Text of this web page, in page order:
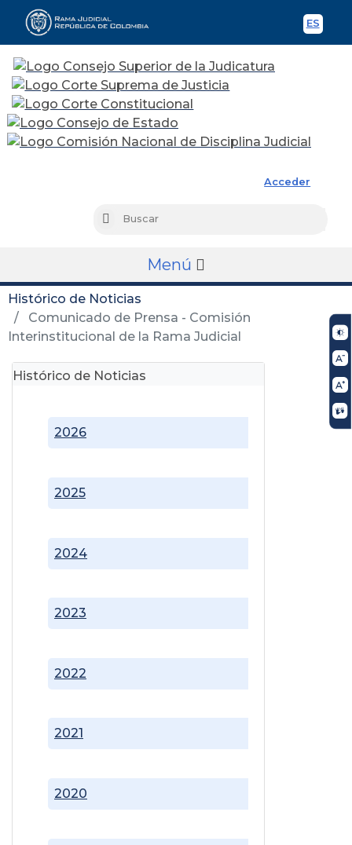
ES
Acceder
Buscar
Menú
Histórico de Noticias
Comunicado de Prensa - Comisión
Interinstitucional de la Rama Judicial
Histórico de Noticias
2020
2021
2022
2023
2024
2025
2026